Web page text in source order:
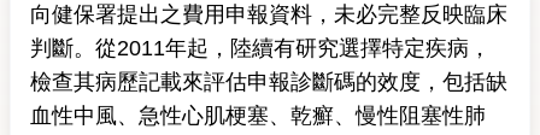
向健保署提出之費用申報資料，未必完整反映臨床
判斷。從2011年起，陸續有研究選擇特定疾病，
檢查其病歷記載來評估申報診斷碼的效度，包括缺
血性中風、急性心肌梗塞、乾癬、慢性阻塞性肺